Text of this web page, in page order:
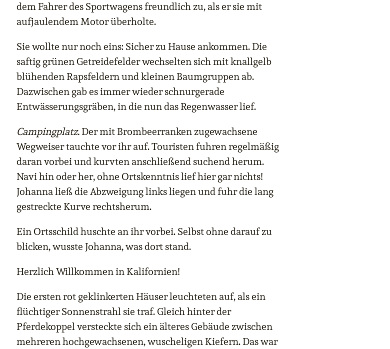
dem Fahrer des Sportwagens freundlich zu, als er sie mit
aufjaulendem Motor überholte.
Sie wollte nur noch eins: Sicher zu Hause ankommen. Die
saftig grünen Getreidefelder wechselten sich mit knallgelb
blühenden Rapsfeldern und kleinen Baumgruppen ab.
Dazwischen gab es immer wieder schnurgerade
Entwässerungsgräben, in die nun das Regenwasser lief.
Campingplatz.Der mit Brombeerranken zugewachsene
Wegweiser tauchte vor ihr auf. Touristen fuhren regelmäßig
daran vorbei und kurvten anschließend suchend herum.
Navi hin oder her, ohne Ortskenntnis lief hier gar nichts!
Johanna ließ die Abzweigung links liegen und fuhr die lang
gestreckte Kurve rechtsherum.
Ein Ortsschild huschte an ihr vorbei. Selbst ohne darauf zu
blicken, wusste Johanna, was dort stand.
Herzlich Willkommen in Kalifornien!
Die ersten rot geklinkerten Häuser leuchteten auf, als ein
flüchtiger Sonnenstrahl sie traf. Gleich hinter der
Pferdekoppel versteckte sich ein älteres Gebäude zwischen
mehreren hochgewachsenen, wuscheligen Kiefern. Das war